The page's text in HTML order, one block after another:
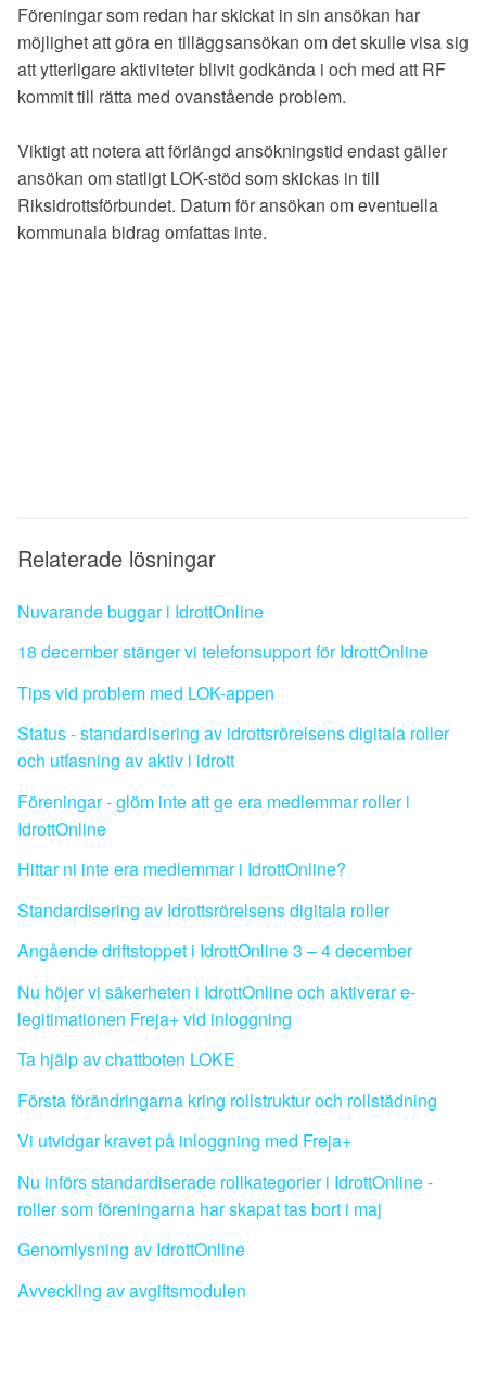
Föreningar som redan har skickat in sin ansökan har
möjlighet att göra en tilläggsansökan om det skulle visa sig
att ytterligare aktiviteter blivit godkända i och med att RF
kommit till rätta med ovanstående problem.
Viktigt att notera att förlängd ansökningstid endast gäller
ansökan om statligt LOK-stöd som skickas in till
Riksidrottsförbundet. Datum för ansökan om eventuella
kommunala bidrag omfattas inte.
Relaterade lösningar
Nuvarande buggar i IdrottOnline
18 december stänger vi telefonsupport för IdrottOnline
Tips vid problem med LOK-appen
Status - standardisering av idrottsrörelsens digitala roller
och utfasning av aktiv i idrott
Föreningar - glöm inte att ge era medlemmar roller i
IdrottOnline
Hittar ni inte era medlemmar i IdrottOnline?
Standardisering av Idrottsrörelsens digitala roller
Angående driftstoppet i IdrottOnline 3 – 4 december
Nu höjer vi säkerheten i IdrottOnline och aktiverar e-
legitimationen Freja+ vid inloggning
Ta hjälp av chattboten LOKE
Första förändringarna kring rollstruktur och rollstädning
Vi utvidgar kravet på inloggning med Freja+
Nu införs standardiserade rollkategorier i IdrottOnline -
roller som föreningarna har skapat tas bort i maj
Genomlysning av IdrottOnline
Avveckling av avgiftsmodulen